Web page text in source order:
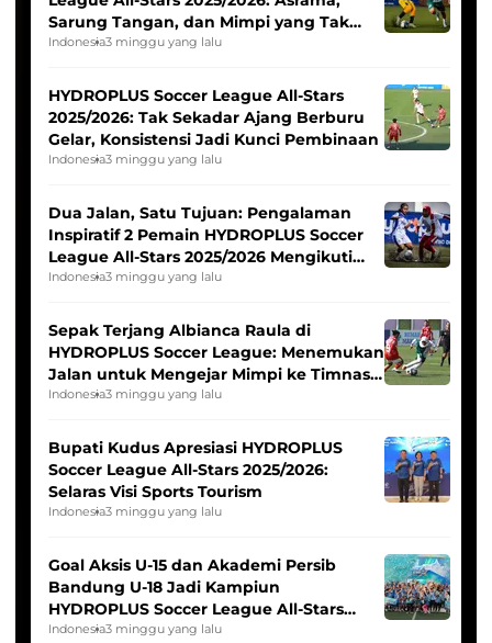
Sarung Tangan, dan Mimpi yang Tak
Pernah Padam
Indonesia3 minggu yang lalu
HYDROPLUS Soccer League All-Stars
2025/2026: Tak Sekadar Ajang Berburu
Gelar, Konsistensi Jadi Kunci Pembinaan
Indonesia3 minggu yang lalu
Dua Jalan, Satu Tujuan: Pengalaman
Inspiratif 2 Pemain HYDROPLUS Soccer
League All-Stars 2025/2026 Mengikuti
Seleksi Timnas Indonesia Putri
Indonesia3 minggu yang lalu
Sepak Terjang Albianca Raula di
HYDROPLUS Soccer League: Menemukan
Jalan untuk Mengejar Mimpi ke Timnas
Indonesia Putri
Indonesia3 minggu yang lalu
Bupati Kudus Apresiasi HYDROPLUS
Soccer League All-Stars 2025/2026:
Selaras Visi Sports Tourism
Indonesia3 minggu yang lalu
Goal Aksis U-15 dan Akademi Persib
Bandung U-18 Jadi Kampiun
HYDROPLUS Soccer League All-Stars
2025/2026
Indonesia3 minggu yang lalu